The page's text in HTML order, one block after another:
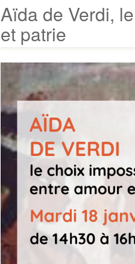
Aïda de Verdi,
et patrie